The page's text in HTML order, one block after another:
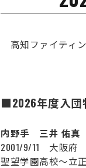
高知ファイティ
■2026年度⼊団
内野手 三井 佑
2001/9/11 大阪
聖望学園高校～立